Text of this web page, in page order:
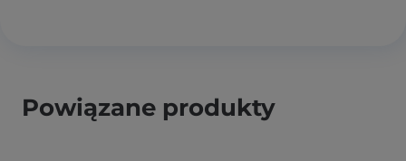
Powiązane produkty